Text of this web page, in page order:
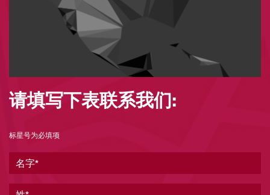
请填写下表联系我们:
标星号为必填项
名字